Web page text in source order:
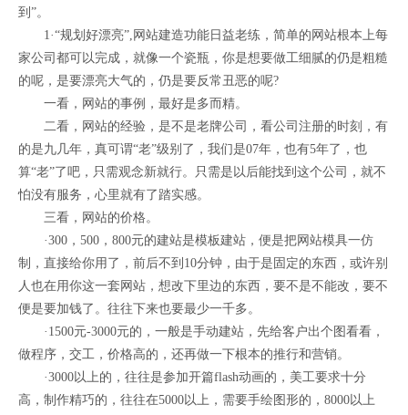
到”。
1·“规划好漂亮”,网站建造功能日益老练，简单的网站根本上每
家公司都可以完成，就像一个瓷瓶，你是想要做工细腻的仍是粗糙
的呢，是要漂亮大气的，仍是要反常丑恶的呢?
一看，网站的事例，最好是多而精。
二看，网站的经验，是不是老牌公司，看公司注册的时刻，有
的是九几年，真可谓“老”级别了，我们是07年，也有5年了，也
算“老”了吧，只需观念新就行。只需是以后能找到这个公司，就不
怕没有服务，心里就有了踏实感。
三看，网站的价格。
·300，500，800元的建站是模板建站，便是把网站模具一仿
制，直接给你用了，前后不到10分钟，由于是固定的东西，或许别
人也在用你这一套网站，想改下里边的东西，要不是不能改，要不
便是要加钱了。往往下来也要最少一千多。
·1500元-3000元的，一般是手动建站，先给客户出个图看看，
做程序，交工，价格高的，还再做一下根本的推行和营销。
·3000以上的，往往是参加开篇flash动画的，美工要求十分
高，制作精巧的，往往在5000以上，需要手绘图形的，8000以上